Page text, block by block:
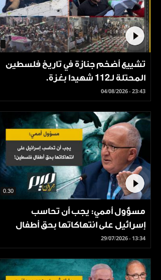
تشييع أضخم جنازة في تاريخ فلسطين
المحتلة لـ112 شهيدا بغزة.
04/08/2026 - 23:43
0.30
مسؤول أممي: يجب أن تحاسب
إسرائيل على انتهاكاتها بحق أطفال
فلسطين!
29/07/2026 - 13:34